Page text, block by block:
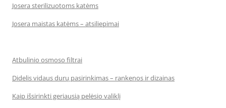
Josera sterilizuotoms katėms
Josera maistas katėms – atsiliepimai
Atbulinio osmoso filtrai
Didelis vidaus durų pasirinkimas – rankenos ir dizainas
Kaip išsirinkti geriausią pelėsio valiklį